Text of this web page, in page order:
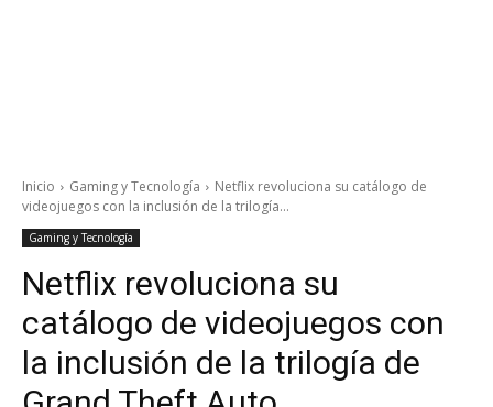
Inicio Gaming y Tecnología
Netflix revoluciona su catálogo de
videojuegos con la inclusión de la trilogía...
Gaming y Tecnología
Netflix revoluciona su
catálogo de videojuegos con
la inclusión de la trilogía de